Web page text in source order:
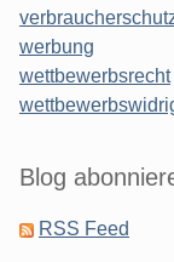
werbung
wettbewerbsrecht
Blog
RSS Feed